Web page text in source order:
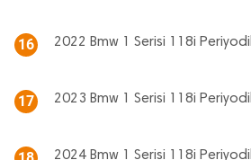
16 2022 Bmw 1 Serisi 118i
17 2023 Bmw 1 Serisi 118i
2024 Bmw 1 Serisi 118i